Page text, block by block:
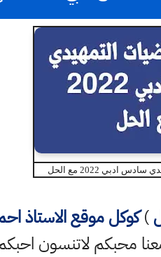
ادبي 2022 مع الحل
)كوكل موقع الاستاذ
محبكم لاتنسون